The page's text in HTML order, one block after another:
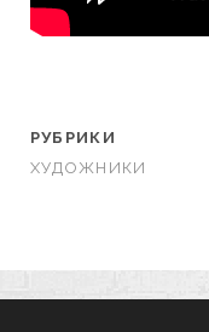
РУБРИКИ
ХУДОЖНИКИ